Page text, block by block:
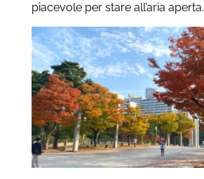
piacevole per stare all’aria aperta.